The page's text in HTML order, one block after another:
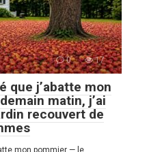
0 17
que j’abatte mon
matin, j’ai
recouvert de